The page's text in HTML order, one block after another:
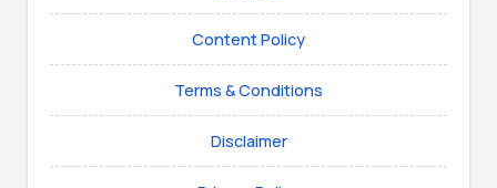
Content Policy
Terms & Conditions
Disclaimer